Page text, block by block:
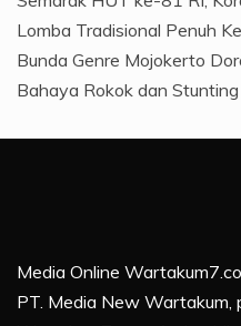
Lomba Tradisional Penuh
Bunda Genre Mojokerto
Bahaya Rokok dan Stunting
Media Online
PT. Media New Wartakum,